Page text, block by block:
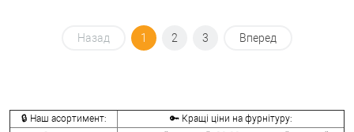
Назад 1 2 3 Вперед
🔒 Наш асортимент:
🔑 Кращі ціни на фурнітуру: